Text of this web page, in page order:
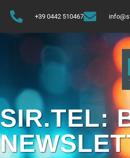
+39 0442 510467
SIR.TEL: